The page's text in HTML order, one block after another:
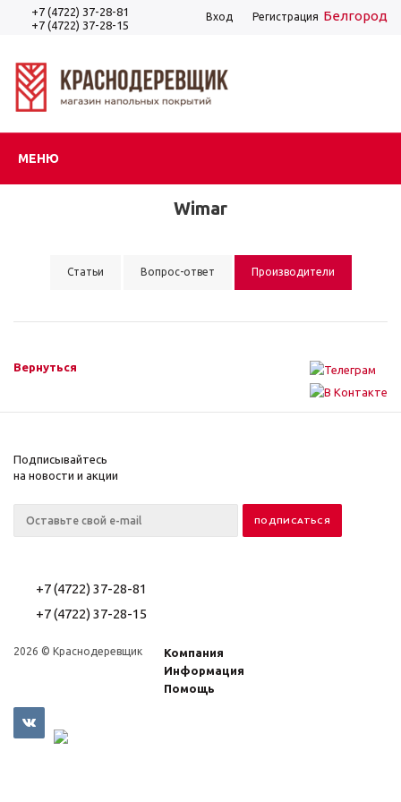
+7 (4722) 37-28-81
+7 (4722) 37-28-15
Белгород
Вход Регистрация
МЕНЮ
Wimar
Статьи Вопрос-ответ Производители
Вернуться
Подписывайтесь
на новости и акции
+7 (4722) 37-28-81
+7 (4722) 37-28-15
2026 © Краснодеревщик
Компания
Информация
Помощь